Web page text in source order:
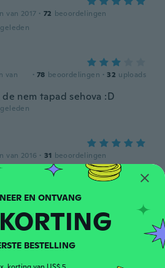
van 2017 · 72 beoordelingen
van
· 78 beoordelingen · 32 uploads
nem tapad sehova :D
van 2016 · 31 beoordelingen
van
· 15 beoordelingen · uploads
geleden
ABONNEER EN ONTVANG
BESTELLING